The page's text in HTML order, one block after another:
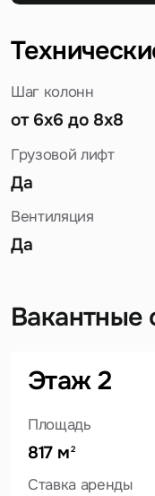
Шаг колонн
от 6х6 до 8х8
Грузовой лифт
Да
Вентиляция
Да
Вакантные
Этаж 2
Площадь
817 м2
Ставка аренды